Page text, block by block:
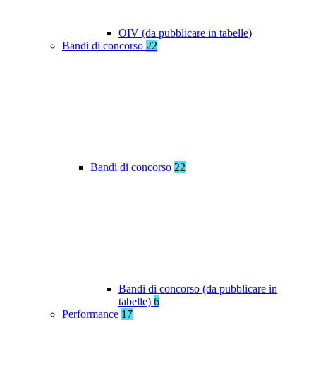
OIV (da pubblicare in tabelle)
Bandi di concorso 22
Bandi di concorso 22
Bandi di concorso (da pubblicare in
tabelle) 6
Performance 17